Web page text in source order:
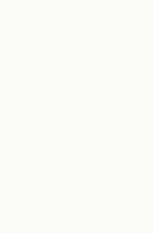
Accueil Vélo
cyclistes en
Je